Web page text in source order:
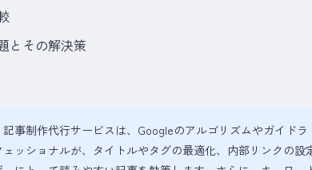
とその解決策
記事制作代行サービスは、Googleのアルゴリズムやガイドラ
ッショナルが、タイトルやタグの最適化、内部リンクの設